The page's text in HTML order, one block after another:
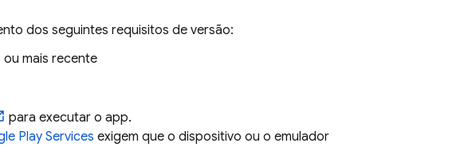
dos seguintes requisitos de versão:
ou mais recente
para executar o app.
Play Services exigem que o dispositivo ou o emulador